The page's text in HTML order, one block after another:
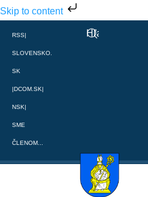
Skip to content
RSS|
SLOVENSKO.
SK
|DCOM.SK|
NSK|
SME
ČLENOM...